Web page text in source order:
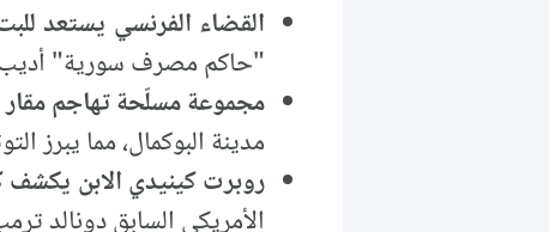
القضاء الفرنسي يستعد
"حاكم مصرف سورية" أديب
مجموعة مسلّحة تهاجم مقار ميليشيا
مدينة البوكمال، مما يبرز
روبرت كينيدي الابن
الأمريكي السابق دونالد